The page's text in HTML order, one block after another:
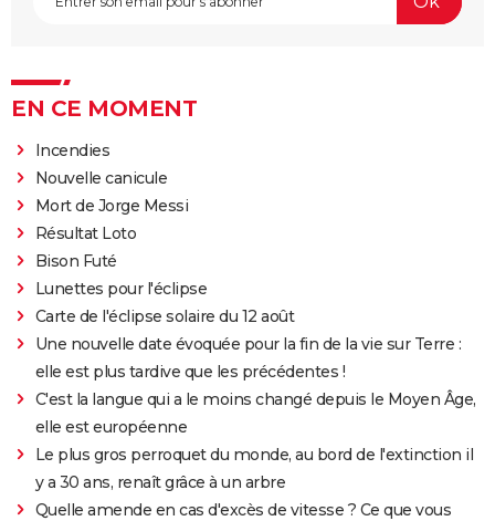
EN CE MOMENT
Incendies
Nouvelle canicule
Mort de Jorge Messi
Résultat Loto
Bison Futé
Lunettes pour l'éclipse
Carte de l'éclipse solaire du 12 août
Une nouvelle date évoquée pour la fin de la vie sur Terre :
elle est plus tardive que les précédentes !
C'est la langue qui a le moins changé depuis le Moyen Âge,
elle est européenne
Le plus gros perroquet du monde, au bord de l'extinction il
y a 30 ans, renaît grâce à un arbre
Quelle amende en cas d'excès de vitesse ? Ce que vous